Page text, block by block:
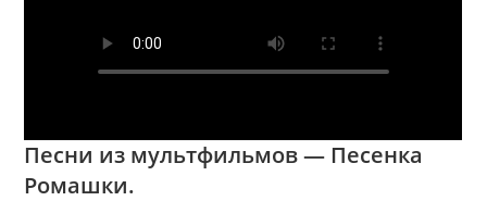
Песни из мультфильмов — Песенка
Ромашки.